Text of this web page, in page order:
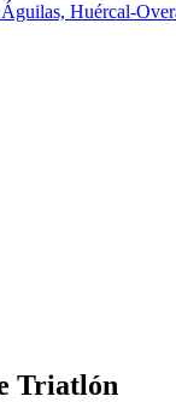
Huércal-
Triatlón